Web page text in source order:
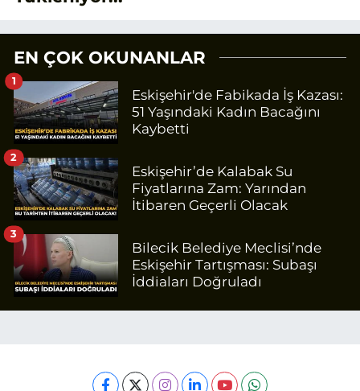
EN ÇOK OKUNANLAR
Eskişehir'de Fabikada İş Kazası:
51 Yaşındaki Kadın Bacağını
Kaybetti
1
Eskişehir’de Kalabak Su
Fiyatlarına Zam: Yarından
İtibaren Geçerli Olacak
2
Bilecik Belediye Meclisi’nde
Eskişehir Tartışması: Subaşı
İddiaları Doğruladı
3